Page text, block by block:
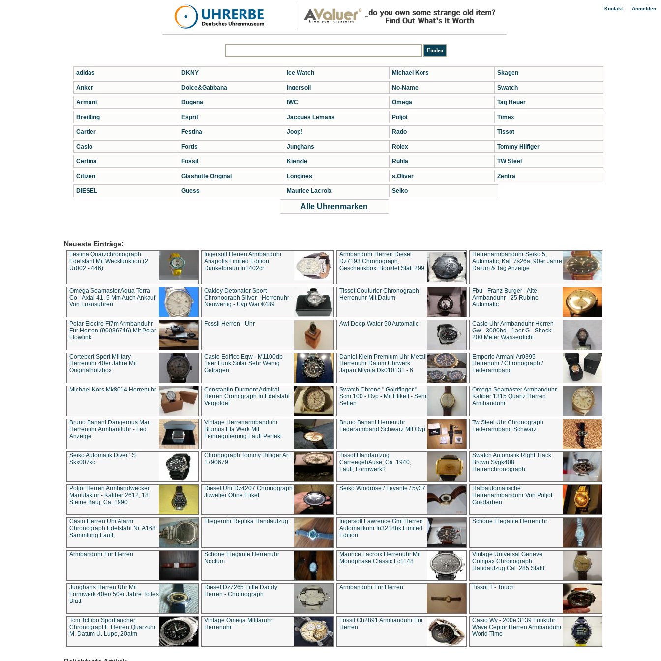
Kontakt| Anmelden
adidas
Anker
Armani
Breitling
Cartier
Casio
Certina
Citizen
DIESEL
DKNY
Dolce&Gabbana
Dugena
Esprit
Festina
Fortis
Fossil
Glashütte Original
Guess
Ice Watch
Ingersoll
IWC
Jacques Lemans
Joop!
Junghans
Kienzle
Longines
Maurice Lacroix
Michael Kors
No-Name
Omega
Poljot
Rado
Rolex
Ruhla
s.Oliver
Seiko
Skagen
Swatch
Tag Heuer
Timex
Tissot
Tommy Hilfiger
TW Steel
Zentra
Alle Uhrenmarken
Neueste Einträge:
Festina Quarzchronograph
Edelstahl Mit Weckfunktion (2.
Ur002 - 446)
Ingersoll Herren Armbanduhr
Anapolis Limited Edition
Dunkelbraun In1402cr
Armbanduhr Herren Diesel
Dz7193 Chro­no­graph,
Geschenkbox, Booklet Statt 299,
-
Herrenarmbanduhr Seiko 5,
Automatic, Kal. 7s26a, 90er Jahre
Datum & Tag Anzeige
Omega Seamaster Aqua Terra
Co - Axial 41. 5 Mm Auch Ankauf
Von Luxusuhren
Oakley Detonator Sport
Chronograph Silver - Herrenuhr -
Neuwertig - Uvp War €489
Tissot Couturier Chronograph
Herrenuhr Mit Datum
Fbu - Franz Burger - Alte
Armbanduhr - 25 Rubine -
Automatic
Polar Electro Ft7m Armbanduhr
Für Herren (90036746) Mit Polar
Flowlink
Fossil Herren - Uhr Awi Deep Water 50 Automatic
Casio Uhr Armbanduhr Herren
Gw - 3000bd - 1aer G - Shock
200 Meter Wasserdicht
Cortebert Sport Military
Herrenuhr 40er Jahre Mit
Originalholzbox
Casio Edifice Eqw - M1100db -
1aer Funk Solar Sehr Wenig
Getragen
Daniel Klein Premium Uhr Metall
Herrenuhr Datum Uhrwerk
Japan Miyota Dk010131 - 6
Emporio Armani Ar0395
Herrenuhr / Chronograph /
Lederarmband
Michael Kors Mk8014 Herrenuhr
Constantin Durmont Admiral
Herren Cronograph In Edelstahl
Vergoldet
Swatch Chrono " Goldfinger "
Scm 100 - Ovp - Mit Etikett - Sehr
Selten
Omega Seamaster Armbanduhr
Kaliber 1315 Quartz Herren
Armbanduhr
Bruno Banani Dangerous Man
Herrenuhr Armbanduhr - Led
Anzeige
Vintage Herrenarmbanduhr
Blumus Eta Werk Mit
Feinregulierung Läuft Perfekt
Bruno Banani Herrenuhr
Lederarmband Schwarz Mit Ovp
Tw Steel Uhr Chronograph
Lederarmband Schwarz
Seiko Automatik Diver ' S
Skx007kc
Chronograph Tommy Hilfiger Art.
1790679
Tissot Handaufzug
CarreegehÄuse, Ca. 1940,
Läuft, Formwerk?
Swatch Automatik Right Track
Brown Svgk408
Herrenchronograph
Poljot Herren Armbandwecker,
Manufaktur - Kaliber 2612, 18
Steine Bauj. Ca. 1990
Diesel Uhr Dz4207 Chronograph
Juwelier Ohne Etiket
Seiko Windrose / Levante / 5y37
Halbautomatische
Herrenarmbanduhr Von Poljot
Goldfarben
Casio Herren Uhr Alarm
Chronograph Edelstahl Nr. A168
Sammlung Läuft,
Fliegeruhr Replika Handaufzug
Ingersoll Lawrence Gmt Herren
Automatikuhr In3218bk Limited
Edition
Schöne Elegante Herrenuhr
Armbanduhr Für Herren
Schöne Elegante Herrenuhr
Noctum
Maurice Lacroix Herrenuhr Mit
Mondphase Classic Lc1148
Vintage Universal Geneve
Compax Chronograph
Handaufzug Cal. 285 Stahl
Junghans Herren Uhr Mit
Formwerk 40er/ 50er Jahre Tolles
Blatt
Diesel Dz7265 Little Daddy
Herren - Chronograph
Armbanduhr Für Herren Tissot T - Touch
Tcm Tchibo Sporttaucher
Chronograpf F. Herren Quarzuhr
M. Datum U. Lupe, 20atm
Vintage Omega Militäruhr
Herrenuhr
Fossil Ch2891 Armbanduhr Für
Herren
Casio Wv - 200e 3139 Funkuhr
Wave Ceptor Herren Armbanduhr
World Time